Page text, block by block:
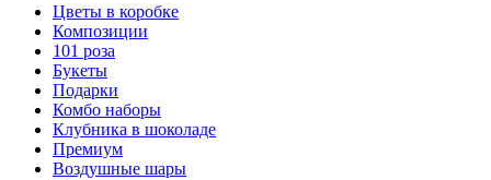
Цветы в коробке
Композиции
101 роза
Букеты
Подарки
Комбо наборы
Клубника в шоколаде
Премиум
Воздушные шары